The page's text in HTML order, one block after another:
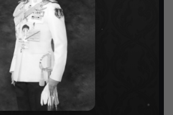
VARIETY
ENTERTAINMENT